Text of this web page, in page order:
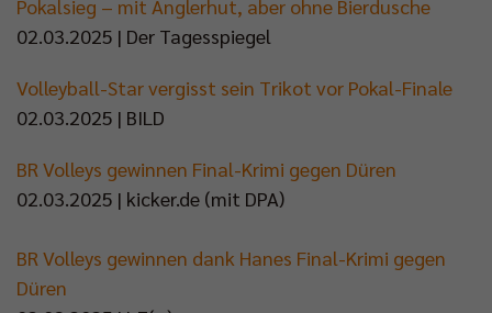
Pokalsieg – mit Anglerhut, aber ohne Bierdusche
02.03.2025 | Der Tagesspiegel
Volleyball-Star vergisst sein Trikot vor Pokal-Finale
02.03.2025 | BILD
BR Volleys gewinnen Final-Krimi gegen Düren
02.03.2025 | kicker.de (mit DPA)
BR Volleys gewinnen dank Hanes Final-Krimi gegen
Düren